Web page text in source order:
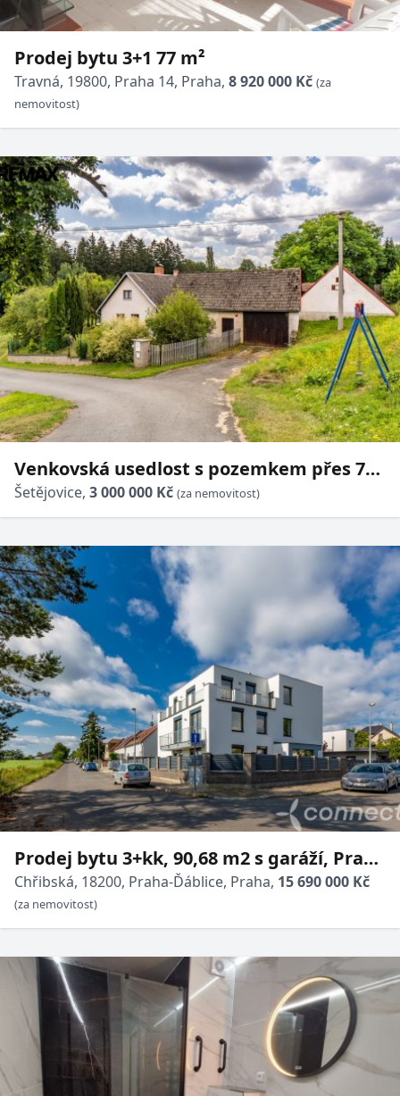
Prodej bytu 3+1 77 m²
Travná, 19800, Praha 14, Praha, 8 920 000 Kč (za
nemovitost)
Venkovská usedlost s pozemkem přes 7
000 m² – místo s historií a velkým
potenciálem
Šetějovice, 3 000 000 Kč (za nemovitost)
Prodej bytu 3+kk, 90,68 m2 s garáží, Praha
- Ďáblice
Chřibská, 18200, Praha-Ďáblice, Praha, 15 690 000 Kč
(za nemovitost)